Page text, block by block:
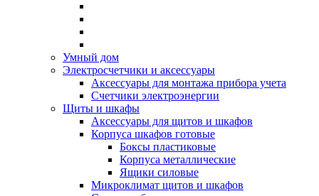
Умный дом
Электросчетчики и аксессуары
Аксессуары для монтажа прибора учета
Счетчики электроэнергии
Щиты и шкафы
Аксессуары для щитов и шкафов
Корпуса шкафов готовые
Боксы пластиковые
Корпуса металлические
Ящики силовые
Микроклимат щитов и шкафов